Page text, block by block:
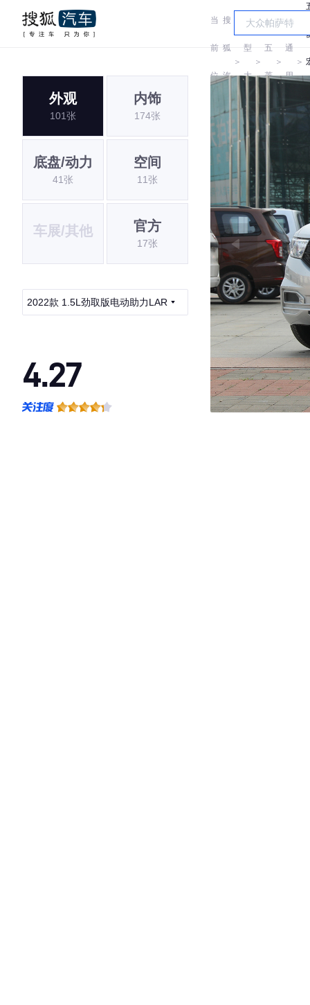
当
前
位
搜
狐
汽
＞
车
型
大
全
＞
五
菱
＞
汽
通
用
＞
外观
101张
内饰
174张
底盘/动力
41张
空间
11张
车展/其他 官方
17张
2022款 1.5L劲取版电动助力LAR
4.27